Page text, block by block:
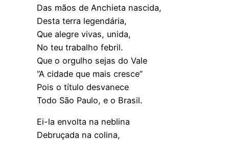
Das mãos de Anchieta nascida,
Desta terra legendária,
Que alegre vivas, unida,
No teu trabalho febril.
Que o orgulho sejas do Vale
“A cidade que mais cresce”
Pois o título desvanece
Todo São Paulo, e o Brasil.
Ei-la envolta na neblina
Debruçada na colina,